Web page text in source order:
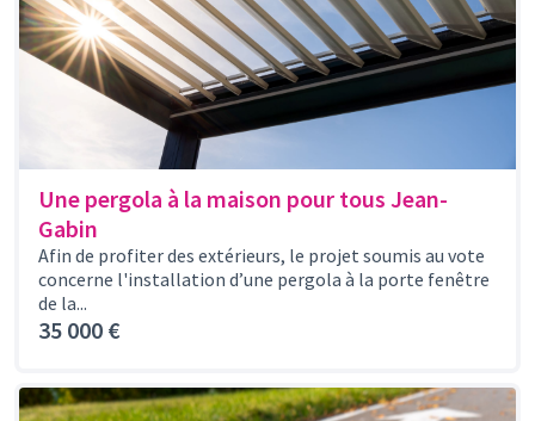
Une pergola à la maison pour tous Jean-
Gabin
Afin de profiter des extérieurs, le projet soumis au vote
concerne l'installation d’une pergola à la porte fenêtre
de la...
35 000 €